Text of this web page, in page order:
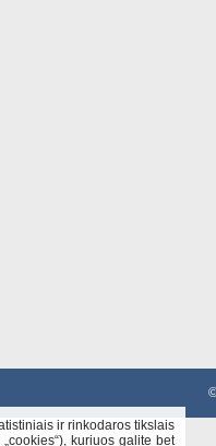
ir rinkodaros tikslais
kuriuos galite bet